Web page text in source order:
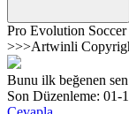
Pro Evolution
>>>Artwinli
Bunu ilk beğenen
Son Düzenleme: 01-